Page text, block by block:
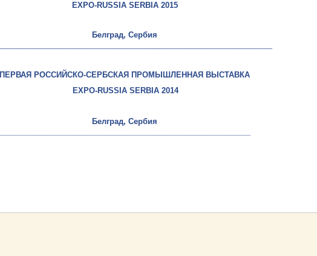
EXPO-RUSSIA SERBIA 2015
Белград, Сербия
ПЕРВАЯ РОССИЙСКО-СЕРБСКАЯ ПРОМЫШЛЕННАЯ ВЫСТАВКА
EXPO-RUSSIA SERBIA 2014
Белград, Сербия